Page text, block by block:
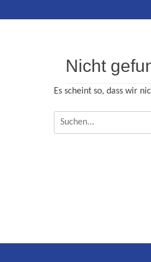
Nicht
Es scheint so, dass wir
Suche
nach: